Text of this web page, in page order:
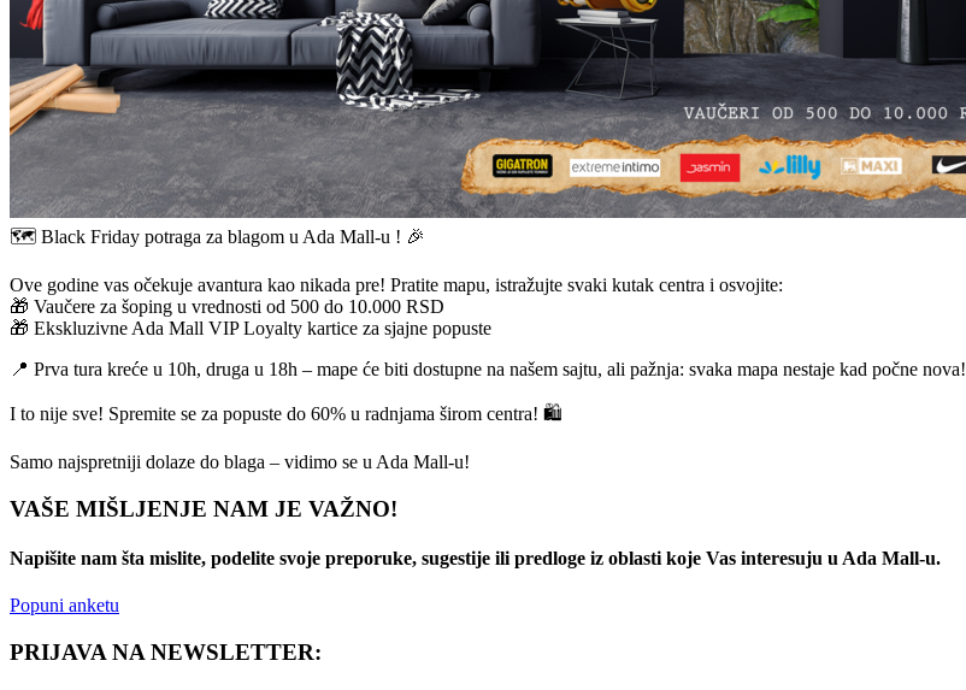
🗺️ Black Friday potraga za blagom u Ada Mall-u ! 🎉
Ove godine vas očekuje avantura kao nikada pre! Pratite mapu, istražujte svaki kutak centra i osvojite:
🎁 Vaučere za šoping u vrednosti od 500 do 10.000 RSD
🎁 Ekskluzivne Ada Mall VIP Loyalty kartice za sjajne popuste
📍 Prva tura kreće u 10h, druga u 18h – mape će biti dostupne na našem sajtu, ali pažnja: svaka mapa nestaje kad počne nova!
I to nije sve! Spremite se za popuste do 60% u radnjama širom centra! 🛍️
Samo najspretniji dolaze do blaga – vidimo se u Ada Mall-u!
VAŠE MIŠLJENJE NAM JE VAŽNO!
Napišite nam šta mislite, podelite svoje preporuke, sugestije ili predloge iz oblasti koje Vas interesuju u Ada Mall-u.
Popuni anketu
PRIJAVA NA NEWSLETTER: